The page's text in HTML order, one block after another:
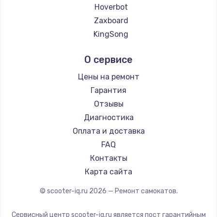
2500 руб.
Заказать
1300 руб.
Заказать
Техобслуживание
Заказать
Установка / подключение / демонтаж
1300 руб.
Hoverbot
Zaxboard
KingSong
Midway by Yamato
Hunter
Shorner
Joyor
Minimotors
Bork
KIRIN
О сервисе
Цены на ремонт
Гарантия
Отзывы
Диагностика
Оплата и доставка
FAQ
Контакты
Карта сайта
© scooter-iq.ru 2026 — Ремонт самокатов.
Сервисный центр scooter-iq.ru является пост гарантийным